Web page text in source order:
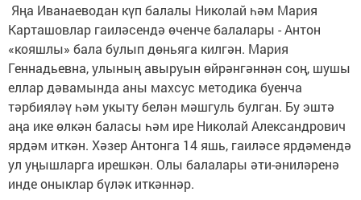
Яңа Иванаеводан күп балалы Николай һәм Мария
Карташовлар гаиләсендә өченче балалары - Антон
«кояшлы» бала булып дөньяга килгән. Мария
Геннадьевна, улының авыруын өйрәнгәннән соң, шушы
еллар дәвамында аны махсус методика буенча
тәрбияләү һәм укыту белән мәшгуль булган. Бу эштә
аңа ике өлкән баласы һәм ире Николай Александрович
ярдәм иткән. Хәзер Антонга 14 яшь, гаиләсе ярдәмендә
ул уңышларга ирешкән. Олы балалары әти-әниләренә
инде оныклар бүләк иткәннәр.